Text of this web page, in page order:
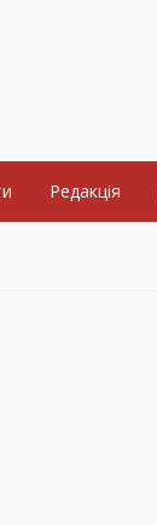
Редакція